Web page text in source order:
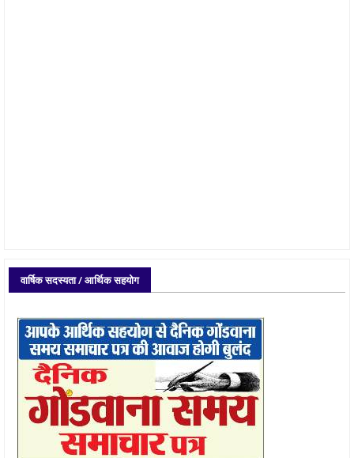
वार्षिक सदस्यता / आर्थिक सहयोग